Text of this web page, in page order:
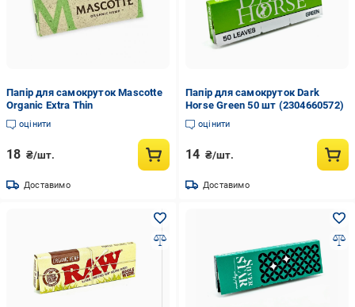
Папір для самокруток Mascotte
Organic Extra Thin
оцінити
18 ₴/шт.
Доставимо
Папір для самокруток Dark
Horse Green 50 шт (2304660572)
оцінити
14 ₴/шт.
Доставимо